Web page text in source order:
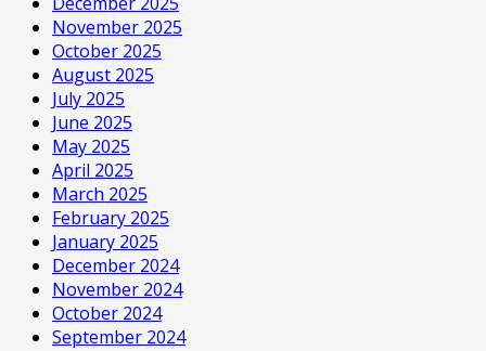
November 2025
October 2025
August 2025
July 2025
June 2025
May 2025
April 2025
March 2025
February 2025
January 2025
December 2024
November 2024
October 2024
September 2024